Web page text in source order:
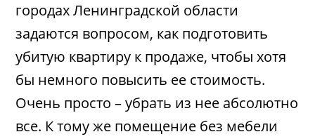
городах Ленинградской области
задаются вопросом, как подготовить
убитую квартиру к продаже, чтобы хотя
бы немного повысить ее стоимость.
Очень просто – убрать из нее абсолютно
все. К тому же помещение без мебели